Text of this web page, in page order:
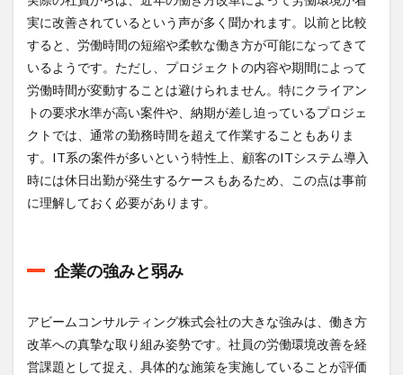
実に改善されているという声が多く聞かれます。以前と比較
すると、労働時間の短縮や柔軟な働き方が可能になってきて
いるようです。ただし、プロジェクトの内容や期間によって
労働時間が変動することは避けられません。特にクライアン
トの要求水準が高い案件や、納期が差し迫っているプロジェ
クトでは、通常の勤務時間を超えて作業することもありま
す。IT系の案件が多いという特性上、顧客のITシステム導入
時には休日出勤が発生するケースもあるため、この点は事前
に理解しておく必要があります。
企業の強みと弱み
アビームコンサルティング株式会社の大きな強みは、働き方
改革への真摯な取り組み姿勢です。社員の労働環境改善を経
営課題として捉え、具体的な施策を実施していることが評価